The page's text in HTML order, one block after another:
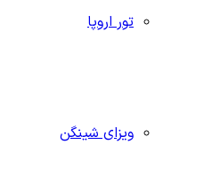
تور اروپا
ویزای شینگن